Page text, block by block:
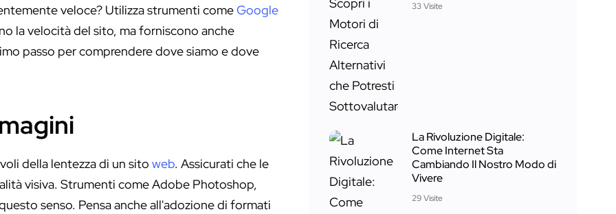
veloce? Utilizza strumenti comeGoogle
la velocità del sito, ma forniscono anche
passo per comprendere dove siamo e dove
della lentezza di un sito web. Assicurati che le
visiva. Strumenti come Adobe Photoshop,
senso. Pensa anche all'adozione di formati
33 Visite
La Rivoluzione Digitale:
Come Internet Sta
Cambiando Il Nostro Modo di
Vivere
29 Visite